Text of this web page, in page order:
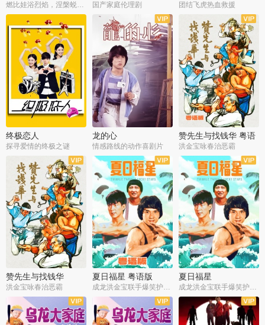
燃比娃浴烈焰，涅槃蜕变成人 国产家庭伦理剧 团结飞虎热血救援
终极恋人
探寻爱情的终极之谜
龙的心
情感路线的动作喜剧片
赞先生与找钱华 粤语
版
洪金宝咏春治恶霸
赞先生与找钱华
洪金宝咏春治恶霸
夏日福星 粤语版
成龙洪金宝联手爆笑护美女
夏日福星
成龙洪金宝联手爆笑护美女